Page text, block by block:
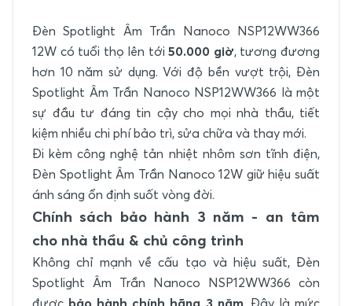
Đèn Spotlight Âm Trần Nanoco NSP12WW366
12W có tuổi thọ lên tới50.000 giờ, tương đương
hơn 10 năm sử dụng. Với độ bền vượt trội, Đèn
Spotlight Âm Trần Nanoco NSP12WW366 là một
sự đầu tư đáng tin cậy cho mọi nhà thầu, tiết
kiệm nhiều chi phí bảo trì, sửa chữa và thay mới.
Đi kèm công nghệ tản nhiệt nhôm sơn tĩnh điện,
Đèn Spotlight Âm Trần Nanoco 12W giữ hiệu suất
ánh sáng ổn định suốt vòng đời.
Chính sách bảo hành 3 năm - an tâm
cho nhà thầu & chủ công trình
Không chỉ mạnh về cấu tạo và hiệu suất, Đèn
Spotlight Âm Trần Nanoco NSP12WW366 còn
được bảo hành chính hãng 3 năm. Đây là mức